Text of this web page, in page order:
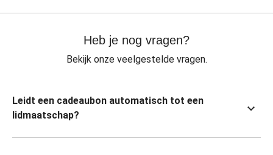
Heb je nog vragen?
Bekijk onze veelgestelde vragen.
Leidt een cadeaubon automatisch tot een
lidmaatschap?